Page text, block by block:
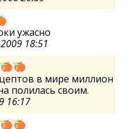
ужасно
18:51
в мире миллион
полилась своим.
16:17